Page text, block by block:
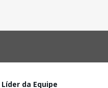
Líder da Equipe